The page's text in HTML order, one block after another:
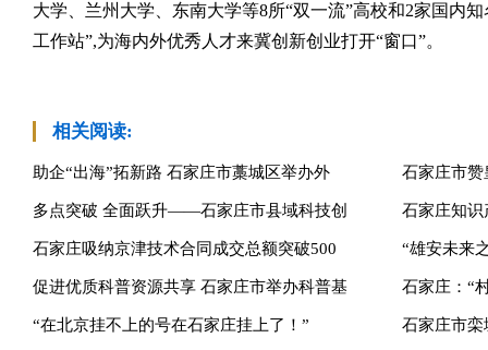
大学、兰州大学、东南大学等8所“双一流”高校和2家国内
工作站”,为海内外优秀人才来冀创新创业打开“窗口”。
相关阅读:
助企“出海”拓新路 石家庄市藁城区举办外 石家庄市
多点突破 全面跃升——石家庄市县域科技创 石家庄知
石家庄吸纳京津技术合同成交总额突破500 “雄安未来
促进优质科普资源共享 石家庄市举办科普基 石家庄：“
“在北京挂不上的号在石家庄挂上了！” 石家庄市栾